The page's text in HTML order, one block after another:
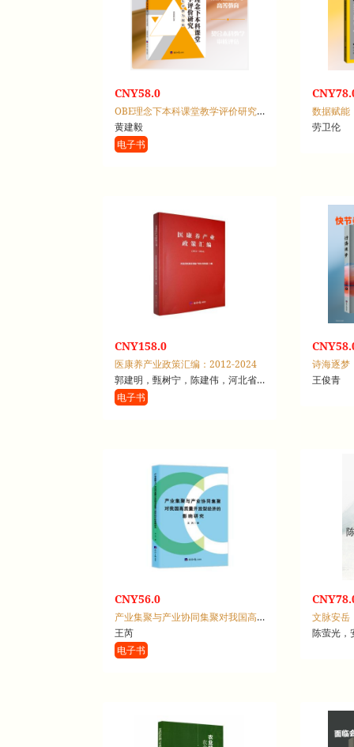
CNY58.0
OBE理念下本科课堂教学评价研究：以学生评教为视角
黄建毅
电子书
劳卫伦
CNY158.0
医康养产业政策汇编：2012-2024
郭建明，甄树宁，陈建伟，河北省医康养设施产业技术研究院
电子书
诗海逐梦
王俊青
CNY56.0
产业集聚与产业协同集聚对我国高质量开放型经济的影响研究
王芮
电子书
文脉安岳
陈萤光，